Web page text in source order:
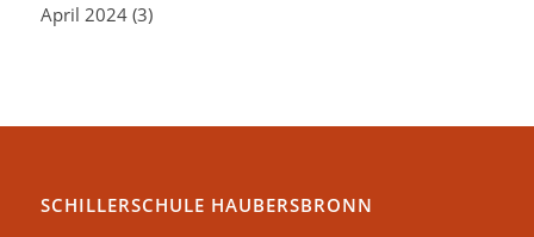
April 2024(3)
SCHILLERSCHULE HAUBERSBRONN